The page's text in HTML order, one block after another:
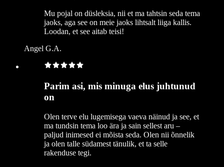
Mu pojal on düsleksia, nii et ma tahtsin seda tema
jaoks, aga see on meie jaoks lihtsalt liiga kallis.
Loodan, et see aitab teisi!
Angel G.A.
Parim asi, mis minuga elus juhtunud
on
Olen terve elu lugemisega vaeva näinud ja see, et
ma tundsin tema loo ära ja sain sellest aru –
paljud inimesed ei mõista seda. Olen nii õnnelik
ja olen talle südamest tänulik, et ta selle
rakenduse tegi.